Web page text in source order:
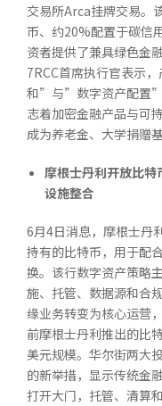
交易所Arca挂牌交易。
币、约20%配置于碳信
资者提供了兼具绿色金
7RCC首席执行官表示
和”与”数字资产配置”
志着加密金融产品与可
成为养老金、大学捐赠
摩根士丹利开放比
设施整合
6月4日消息，摩根士丹
持有的比特币，用于配
换。该行数字资产策略
施、托管、数据源和合
缘业务转变为核心运营
前摩根士丹利推出的比
美元规模。华尔街两大
的新举措，显示传统金
打开大门，托管、清算